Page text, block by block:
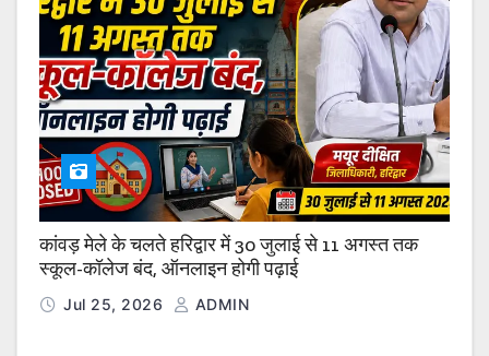
कांवड़ मेले के चलते हरिद्वार में 30 जुलाई से 11 अगस्त तक
स्कूल-कॉलेज बंद, ऑनलाइन होगी पढ़ाई
Jul 25, 2026 ADMIN